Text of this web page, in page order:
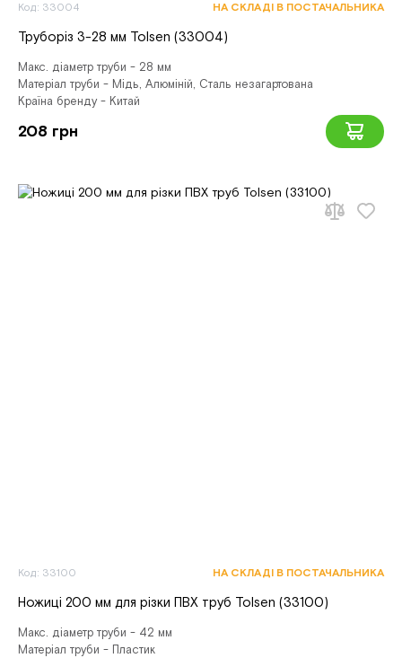
Код: 33004 НА СКЛАДІ В ПОСТАЧАЛЬНИКА
Труборіз 3-28 мм Tolsen (33004)
Макс. діаметр труби - 28 мм
Матеріал труби - Мідь, Алюміній, Сталь незагартована
Країна бренду - Китай
208 грн
Код: 33100 НА СКЛАДІ В ПОСТАЧАЛЬНИКА
Ножиці 200 мм для різки ПВХ труб Tolsen (33100)
Макс. діаметр труби - 42 мм
Матеріал труби - Пластик